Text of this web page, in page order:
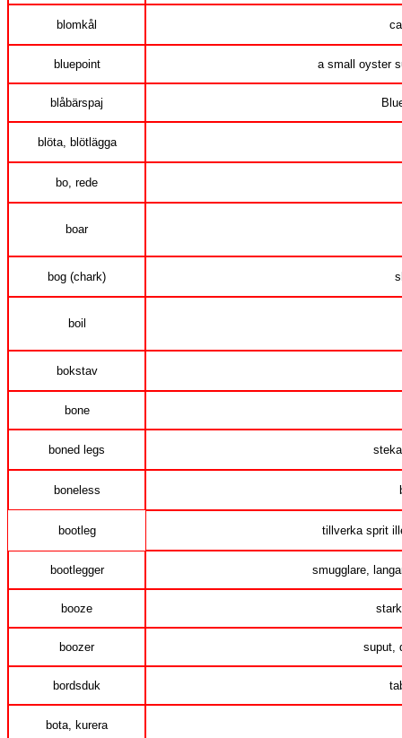
blomkål
bluepoint a small oyster
blåbärspaj
blöta, blötlägga
bo, rede
boar
bog (chark)
boil
bokstav
bone
boned legs
boneless
bootleg tillverka sprit
bootlegger smugglare,
booze
boozer suput,
bordsduk
bota, kurera